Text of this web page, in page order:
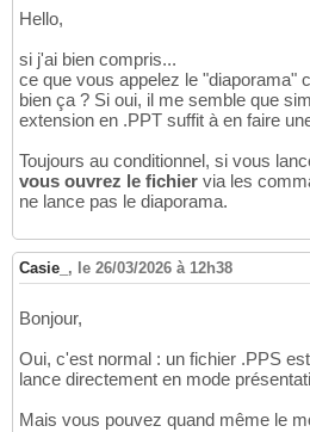
Hello,
si j'ai bien compris...
ce que vous appelez le "diaporama"
bien ça ? Si oui, il me semble que
extension en .PPT suffit à en faire
Toujours au conditionnel, si vous
vous ouvrez le fichier via les
ne lance pas le diaporama.
Casie_ , le 26/03/2026 à 12h38
Bonjour,
Oui, c'est normal : un fichier .PPS
lance directement en mode
Mais vous pouvez quand même le